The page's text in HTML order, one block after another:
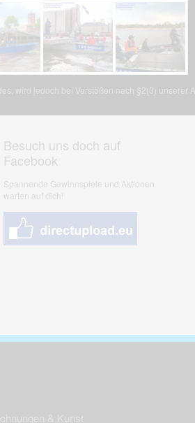
wird jedoch bei Verstößen nach §2(3) unserer
Besuch uns doch auf
Facebook
Spannende Gewinnspiele und Aktionen
warten auf dich!